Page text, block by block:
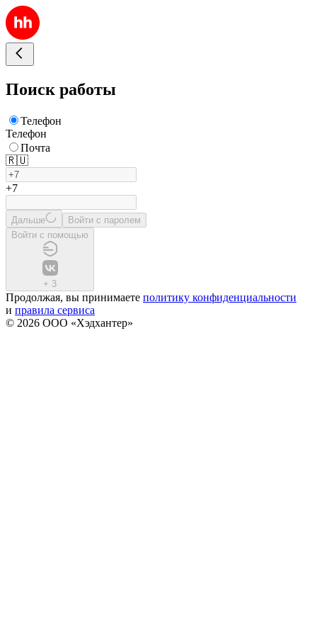
Поиск работы
Телефон
Телефон
Почта
🇷🇺
+7
Дальше
Войти с паролем
Войти с помощью
+ 3
Продолжая, вы принимаете политику конфиденциальности
и правила сервиса
© 2026 ООО «Хэдхантер»